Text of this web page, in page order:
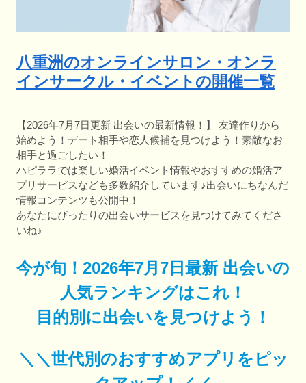
八重洲のオンラインサロン・オンラ
インサークル・イベントの開催一覧
【2026年7月7日更新 出会いの最新情報！】 友達作りから
始めよう！デート相手や恋人候補を見つけよう！素敵なお
相手と過ごしたい！
ハピララでは楽しい婚活イベント情報やおすすめの婚活ア
プリサービスなども多数紹介しています♪出会いにちなんだ
情報コンテンツも公開中！
あなたにぴったりの出会いサービスを見つけてみてくださ
いね♪
今が旬！2026年7月7日最新 出会いの
人気ランキングはこれ！
目的別に出会いを見つけよう！
＼＼世代別のおすすめアプリをピッ